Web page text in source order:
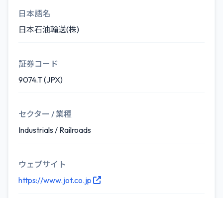
日本語名
日本石油輸送(株)
証券コード
9074.T (JPX)
セクター / 業種
Industrials / Railroads
ウェブサイト
https://www.jot.co.jp